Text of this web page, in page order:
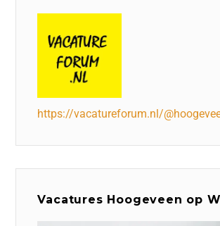
https://vacatureforum.nl/
Vacatures Hoogeveen op